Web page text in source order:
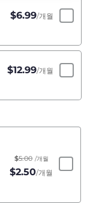
$6.99/개월
$12.99/개월
$5.00 /개월
$2.50/개월